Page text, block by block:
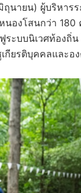
นายน) ผู้บริหาร
องโสนกว่า 180
ะบบนิเวศท้องถิ่
กียรติบุคคลและ